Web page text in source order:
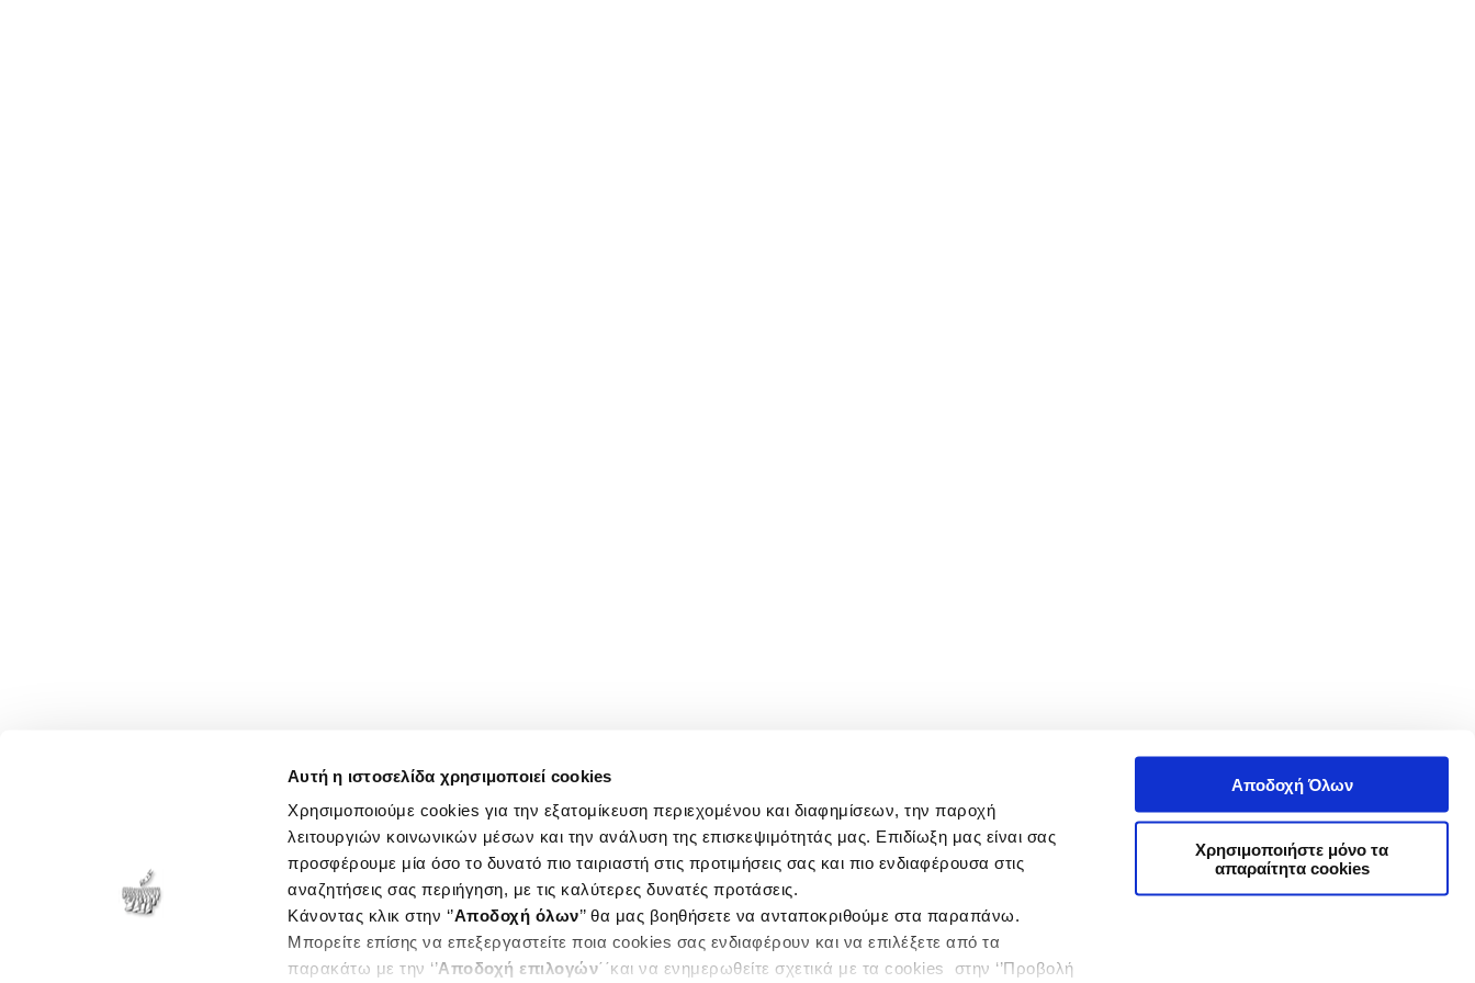
Αυτή η ιστοσελίδα χρησιμοποιεί cookies
Χρησιμοποιούμε cookies για την εξατομίκευση περιεχομένου και διαφημίσεων, την παροχή
λειτουργιών κοινωνικών μέσων και την ανάλυση της επισκεψιμότητάς μας. Επιδίωξη μας είναι σας
προσφέρουμε μία όσο το δυνατό πιο ταιριαστή στις προτιμήσεις σας και πιο ενδιαφέρουσα στις
αναζητήσεις σας περιήγηση, με τις καλύτερες δυνατές προτάσεις.
Κάνοντας κλικ στην ‘’Αποδοχή όλων’’ θα μας βοηθήσετε να ανταποκριθούμε στα παραπάνω.
Μπορείτε επίσης να επεξεργαστείτε ποια cookies σας ενδιαφέρουν και να επιλέξετε από τα
παρακάτω με την ‘’Αποδοχή επιλογών΄΄και να ενημερωθείτε σχετικά με τα cookies στην ‘’Προβολή
Αποδοχή Όλων
Χρησιμοποιήστε μόνο τα
απαραίτητα cookies